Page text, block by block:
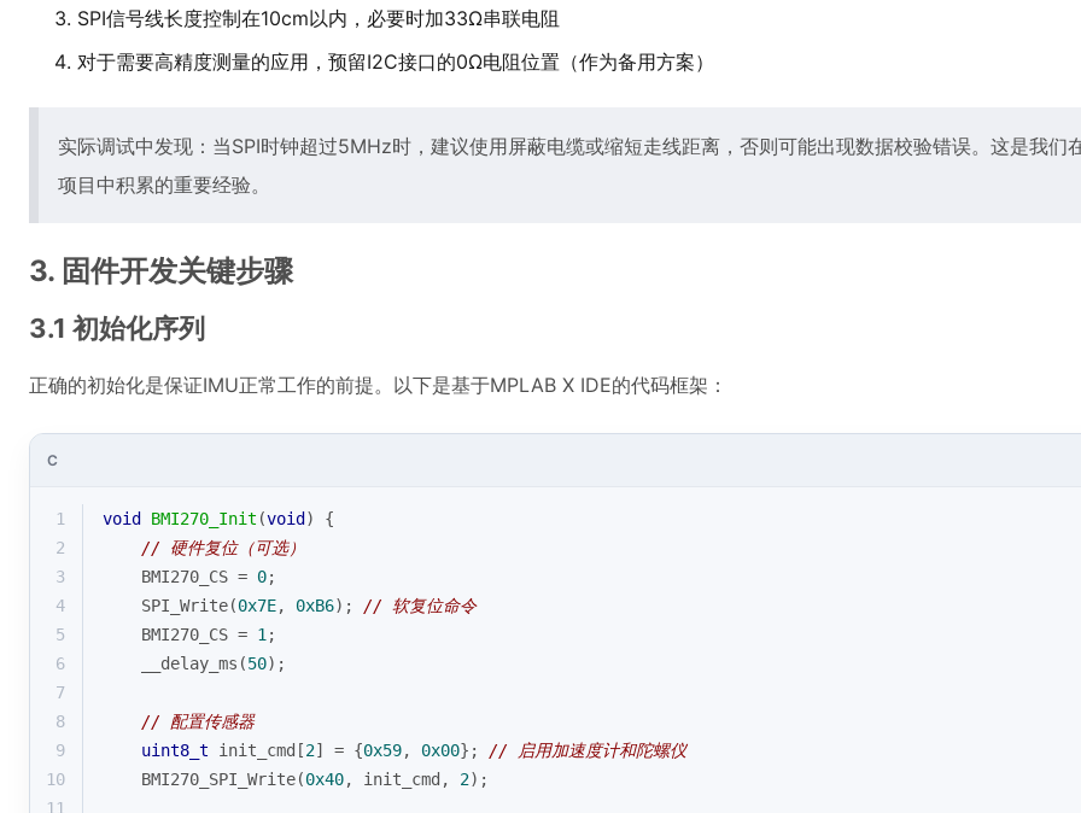
SPI信号线长度控制在10cm以内，必要时加33Ω串联电阻
对于需要高精度测量的应用，预留I2C接口的0Ω电阻位置（作为备用方案）
实际调试中发现：当SPI时钟超过5MHz时，建议使用屏蔽电缆或缩短走线距离，否则可能出现数据校验错误。这是我们
项目中积累的重要经验。
3. 固件开发关键步骤
3.1 初始化序列
正确的初始化是保证IMU正常工作的前提。以下是基于MPLAB X IDE的代码框架：
C
1 void BMI270_Init (void )
{
2
// 硬件复位（可选）
3
    BMI270_CS =
0;
4
    SPI_Write(
0x7E, 0xB6); // 软复位命令
5
    BMI270_CS =
1 ;
6
    __delay_ms(
50);
7
8
// 配置传感器
9
uint8_t init_cmd[2] = {0x59, 0x00}; // 启用加速度计和陀螺仪
10
    BMI270_SPI_Write(
0x40, init_cmd, 2);
11